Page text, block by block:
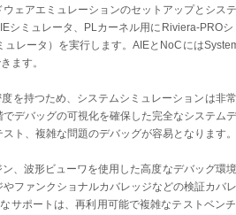
ェアエミュレーションのセットアップとシス
シミュレータ、PLカーネル用にRiviera-PRO
レータ）を実行します。AIEとNoCには
ます。
を持つため、システムシミュレーションは非
デバッグの可視化を確保した完全なシステム
ト、複雑な問題のデバッグが容易となります。
、波形ビューワを使用した高度なデバッグ環
ファンクショナルカバレッジなどの検証カバ
サポートは、再利用可能で複雑なテストベン